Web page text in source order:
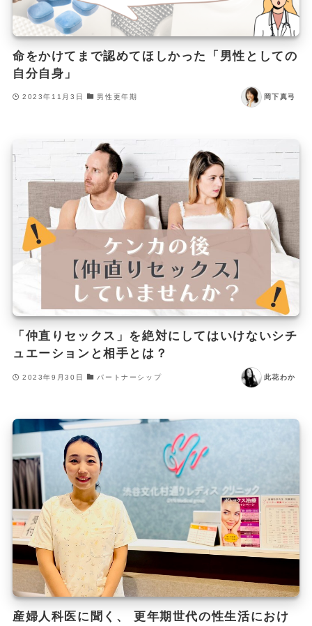
命をかけてまで認めてほしかった「男性としての
自分自身」
2023年11月3日 男性更年期 岡下真弓
「仲直りセックス」を絶対にしてはいけないシチ
ュエーションと相手とは？
2023年9月30日 パートナーシップ 此花わか
産婦人科医に聞く、 更年期世代の性生活におけ